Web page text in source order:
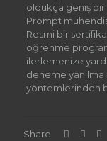
oldukça geniş bir
Prompt
Resmi bir sertifika
öğrenme
ilerlemenize
deneme
yöntemlerinden
Share